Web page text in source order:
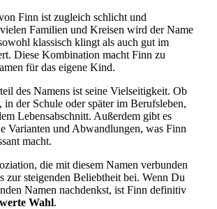
Finn ist zugleich schlicht und
Familien und Kreisen wird der Name
klassisch klingt als auch gut im
Diese Kombination macht Finn zu
für das eigene Kind.
des Namens ist seine Vielseitigkeit. Ob
der Schule oder später im Berufsleben,
Lebensabschnitt. Außerdem gibt es
Varianten und Abwandlungen, was Finn
macht.
die mit diesem Namen verbunden
zur steigenden Beliebtheit bei. Wenn Du
Namen nachdenkst, ist Finn definitiv
Wahl.